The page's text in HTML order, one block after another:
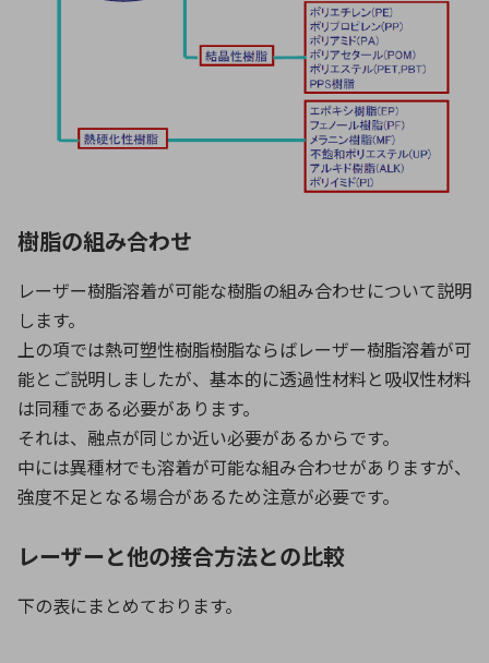
樹脂の組み合わせ
レーザー樹脂溶着が可能な樹脂の組み合わせについて説明
します。
上の項では熱可塑性樹脂樹脂ならばレーザー樹脂溶着が可
能とご説明しましたが、基本的に透過性材料と吸収性材料
は同種である必要があります。
それは、融点が同じか近い必要があるからです。
中には異種材でも溶着が可能な組み合わせがありますが、
強度不足となる場合があるため注意が必要です。
レーザーと他の接合方法との比較
下の表にまとめております。